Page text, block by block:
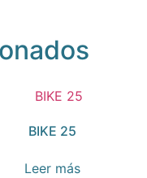
BIKE 25
Leer más